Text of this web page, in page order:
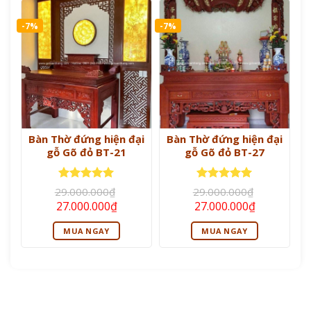
-7%
Bàn Thờ đứng hiện đại
gỗ Gõ đỏ BT-21
Được xếp
hạng5 5
sao
29.000.000₫
Giá
gốc
là:
29.000.000₫.
27.000.000₫Giá
hiện
tại
là:
MUA NGAY
-7%
Bàn Thờ đứng hiện đại
gỗ Gõ đỏ BT-27
Được xếp
hạng5 5
sao
29.000.000₫
Giá
gốc
là:
29.000.000₫.
27.000.000₫Giá
hiện
tại
là:
MUA NGAY